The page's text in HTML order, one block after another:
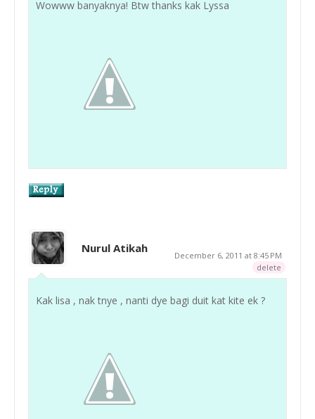
Wowww banyaknya! Btw thanks kak Lyssa
Nurul Atikah
December 6, 2011 at 8:45 PM
delete
Kak lisa , nak tnye , nanti dye bagi duit kat kite ek ?